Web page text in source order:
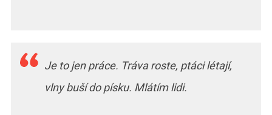
Je to jen práce. Tráva roste, ptáci létají,
vlny buší do písku. Mlátím lidi.